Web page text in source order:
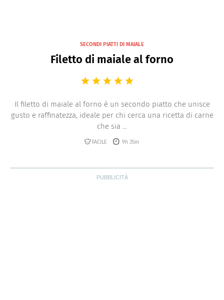
SECONDI PIATTI DI MAIALE
Filetto di maiale al forno
Il filetto di maiale al forno è un secondo piatto che unisce
gusto e raffinatezza, ideale per chi cerca una ricetta di carne
che sia ...
FACILE 9h 35m